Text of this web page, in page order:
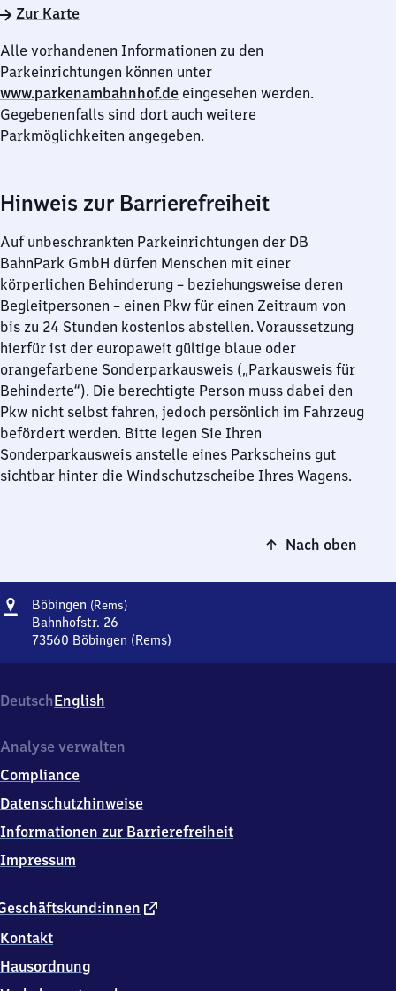
Böbingen
An
Der
Rems
Zur Karte
Alle vorhandenen Informationen zu den
Parkeinrichtungen können unter
www.parkenambahnhof.de eingesehen werden.
Gegebenenfalls sind dort auch weitere
Parkmöglichkeiten angegeben.
Hinweis zur Barrierefreiheit
Auf unbeschrankten Parkeinrichtungen der DB
BahnPark GmbH dürfen Menschen mit einer
körperlichen Behinderung – beziehungsweise deren
Begleitpersonen – einen Pkw für einen Zeitraum von
bis zu 24 Stunden kostenlos abstellen. Voraussetzung
hierfür ist der europaweit gültige blaue oder
orangefarbene Sonderparkausweis („Parkausweis für
Behinderte“). Die berechtigte Person muss dabei den
Pkw nicht selbst fahren, jedoch persönlich im Fahrzeug
befördert werden. Bitte legen Sie Ihren
Sonderparkausweis anstelle eines Parkscheins gut
sichtbar hinter die Windschutzscheibe Ihres Wagens.
Nach oben
Adresse
Böbingen (Rems)Böbingen
Bahnhofstr. 26
73560 Böbingen (Rems)
Bahnhofstr.
26,
3
6
0
(Rems)
DeutschEnglish
externer
Kontakt
Hausordnung
Analyse verwalten
Compliance
Datenschutzhinweise
Informationen zur Barrierefreiheit
Impressum